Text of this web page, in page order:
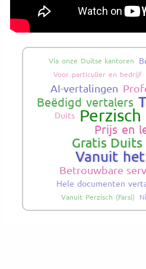
Via onze Duitse kantoren
Voor particulier en bedrijf
AI-vertalingen
Beëdigd vertalers
Duits Perzisch
Prijs en
Gratis
Vanuit
Betrouwbare
Hele documenten
Vanuit Perzisch (Farsi)